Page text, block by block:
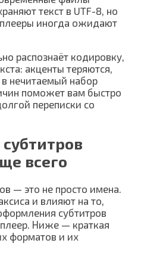
текст в UTF-8, но
плееры иногда ожидают
распознаёт кодировку,
акценты теряются,
нечитаемый набор
поможет вам быстро
переписки со
всего
— это не просто имена.
и влияют на то,
субтитров
Ниже — краткая
форматов и их